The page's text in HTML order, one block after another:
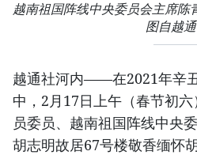
越南祖国阵线中央委员会主席陈
图自越
越通社河内——在2021年辛
中，2月17日上午（春节初
员委员、越南祖国阵线中央
胡志明故居67号楼敬香缅怀